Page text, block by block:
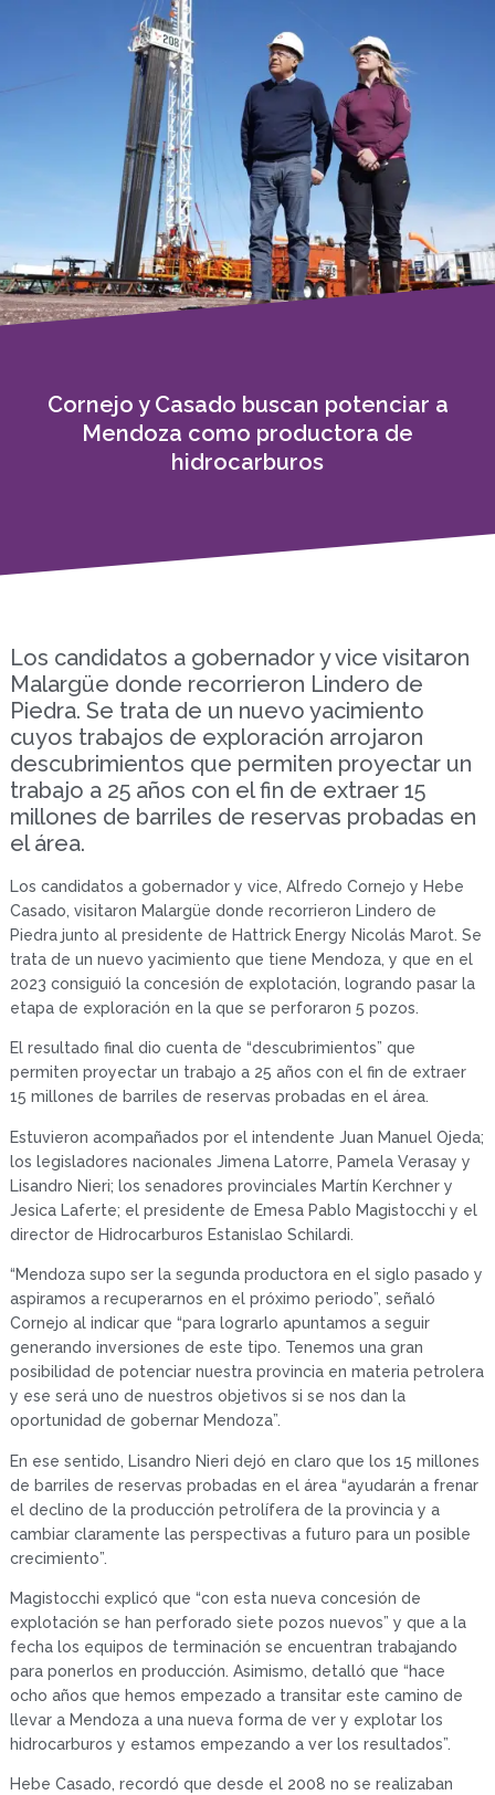
Cornejo y Casado buscan potenciar a
Mendoza como productora de
hidrocarburos
Los candidatos a gobernador y vice visitaron
Malargüe donde recorrieron Lindero de
Piedra. Se trata de un nuevo yacimiento
cuyos trabajos de exploración arrojaron
descubrimientos que permiten proyectar un
trabajo a 25 años con el fin de extraer 15
millones de barriles de reservas probadas en
el área.
Los candidatos a gobernador y vice, Alfredo Cornejo y Hebe
Casado, visitaron Malargüe donde recorrieron Lindero de
Piedra junto al presidente de Hattrick Energy Nicolás Marot. Se
trata de un nuevo yacimiento que tiene Mendoza, y que en el
2023 consiguió la concesión de explotación, logrando pasar la
etapa de exploración en la que se perforaron 5 pozos.
El resultado final dio cuenta de “descubrimientos” que
permiten proyectar un trabajo a 25 años con el fin de extraer
15 millones de barriles de reservas probadas en el área.
Estuvieron acompañados por el intendente Juan Manuel Ojeda;
los legisladores nacionales Jimena Latorre, Pamela Verasay y
Lisandro Nieri; los senadores provinciales Martín Kerchner y
Jesica Laferte; el presidente de Emesa Pablo Magistocchi y el
director de Hidrocarburos Estanislao Schilardi.
“Mendoza supo ser la segunda productora en el siglo pasado y
aspiramos a recuperarnos en el próximo periodo”, señaló
Cornejo al indicar que “para lograrlo apuntamos a seguir
generando inversiones de este tipo. Tenemos una gran
posibilidad de potenciar nuestra provincia en materia petrolera
y ese será uno de nuestros objetivos si se nos dan la
oportunidad de gobernar Mendoza”.
En ese sentido, Lisandro Nieri dejó en claro que los 15 millones
de barriles de reservas probadas en el área “ayudarán a frenar
el declino de la producción petrolífera de la provincia y a
cambiar claramente las perspectivas a futuro para un posible
crecimiento”.
Magistocchi explicó que “con esta nueva concesión de
explotación se han perforado siete pozos nuevos” y que a la
fecha los equipos de terminación se encuentran trabajando
para ponerlos en producción. Asimismo, detalló que “hace
ocho años que hemos empezado a transitar este camino de
llevar a Mendoza a una nueva forma de ver y explotar los
hidrocarburos y estamos empezando a ver los resultados”.
Hebe Casado, recordó que desde el 2008 no se realizaban